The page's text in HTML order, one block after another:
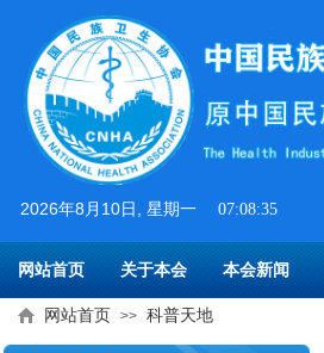
2026年8 月 10日 , 星期一 07:08:35
网站首页 关于本会 本会新闻
网站首页 >> 科普天地